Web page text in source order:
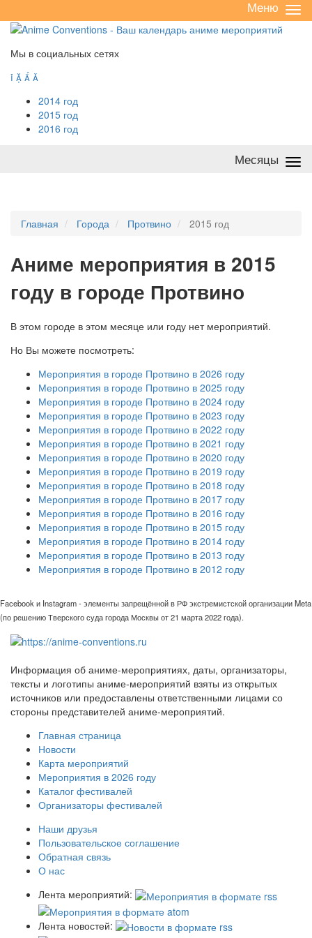
/
Меню
Мы в социальных сетях
   
2014 год
2015 год
2016 год
Месяцы
Главная Города Протвино 2015 год
Аниме мероприятия в 2015
году в городе Протвино
В этом городе в этом месяце или году нет мероприятий.
Но Вы можете посмотреть:
Мероприятия в городе Протвино в 2026 году
Мероприятия в городе Протвино в 2025 году
Мероприятия в городе Протвино в 2024 году
Мероприятия в городе Протвино в 2023 году
Мероприятия в городе Протвино в 2022 году
Мероприятия в городе Протвино в 2021 году
Мероприятия в городе Протвино в 2020 году
Мероприятия в городе Протвино в 2019 году
Мероприятия в городе Протвино в 2018 году
Мероприятия в городе Протвино в 2017 году
Мероприятия в городе Протвино в 2016 году
Мероприятия в городе Протвино в 2015 году
Мероприятия в городе Протвино в 2014 году
Мероприятия в городе Протвино в 2013 году
Мероприятия в городе Протвино в 2012 году
Facebook и Instagram - элементы запрещённой в РФ экстремистской организации Meta
(по решению Тверского суда города Москвы от 21 марта 2022 года).
Информация об аниме-мероприятиях, даты, организаторы,
тексты и логотипы аниме-мероприятий взяты из открытых
источников или предоставлены ответственными лицами со
стороны представителей аниме-мероприятий.
Главная страница
Новости
Карта мероприятий
Мероприятия в 2026 году
Каталог фестивалей
Организаторы фестивалей
Наши друзья
Пользовательское соглашение
Обратная связь
О нас
Лента мероприятий:
Лента новостей: